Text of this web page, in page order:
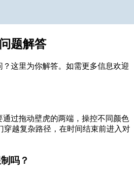
题解答
？这里为你解答。如需更多信息欢迎
通过拖动壁虎的两端，操控不同颜色
穿越复杂路径，在时间结束前进入对
吗？